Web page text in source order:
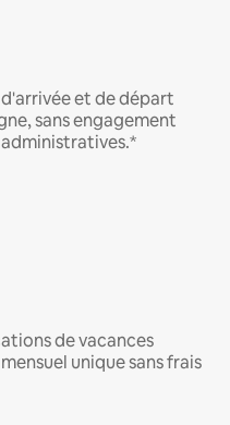
et de départ
sans engagement
de vacances
unique sans frais